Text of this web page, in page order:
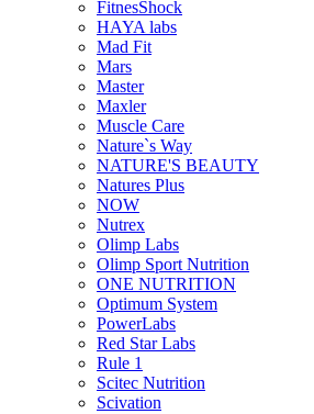
FitnesShock
HAYA labs
Mad Fit
Mars
Master
Maxler
Muscle Care
Nature`s Way
NATURE'S BEAUTY
Natures Plus
NOW
Nutrex
Olimp Labs
Olimp Sport Nutrition
ONE NUTRITION
Optimum System
PowerLabs
Red Star Labs
Rule 1
Scitec Nutrition
Scivation